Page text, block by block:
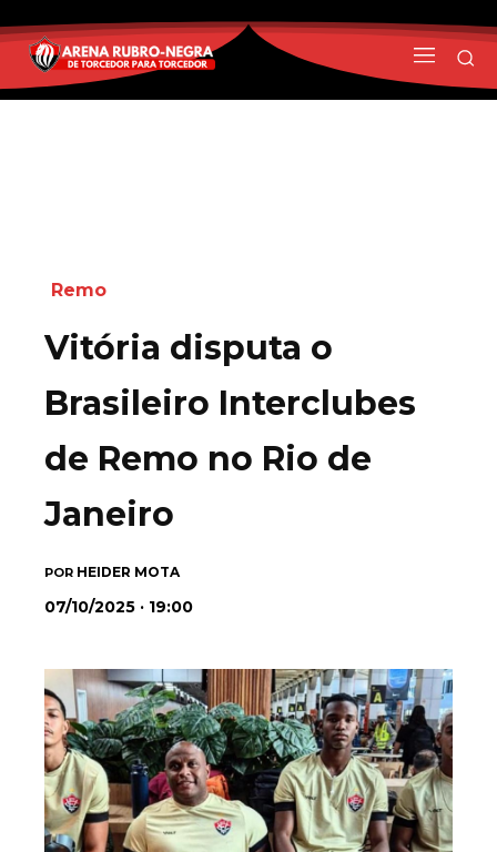
Remo
Vitória disputa o
Brasileiro Interclubes
de Remo no Rio de
Janeiro
POR HEIDER MOTA
07/10/2025 · 19:00